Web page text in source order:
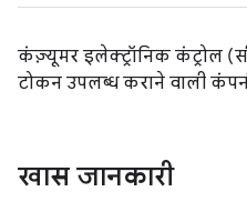
कंज़्यूमर इलेक्ट्रॉनिक कंट्रोल
टोकन उपलब्ध कराने वाली
खास जानकारी